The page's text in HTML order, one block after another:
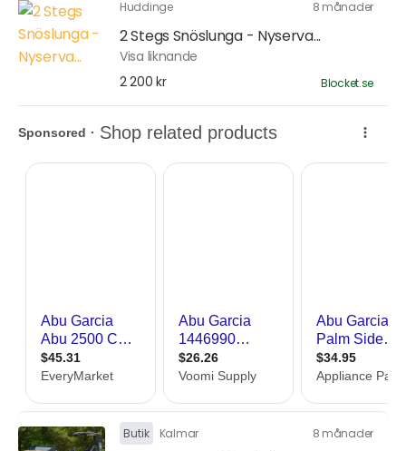
Huddinge 8 månader
2 Stegs Snöslunga - Nyserva...
Visa liknande
2 200 kr
Blocket.se
Butik Kalmar 8 månader